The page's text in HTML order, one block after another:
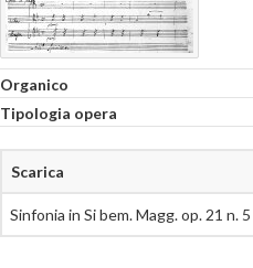
Organico
Tipologia opera
Scarica
Sinfonia in Si bem. Magg. op. 21 n. 5